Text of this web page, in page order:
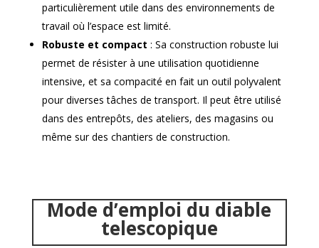
particulièrement utile dans des environnements de
travail où l’espace est limité.
Robuste et compact : Sa construction robuste lui
permet de résister à une utilisation quotidienne
intensive, et sa compacité en fait un outil polyvalent
pour diverses tâches de transport. Il peut être utilisé
dans des entrepôts, des ateliers, des magasins ou
même sur des chantiers de construction.
Mode d’emploi du diable
telescopique